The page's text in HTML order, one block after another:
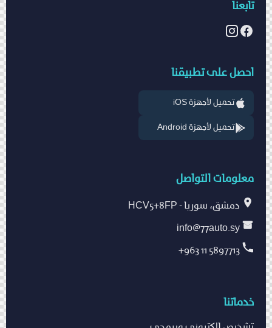
تابعنا
احصل على تطبيقنا
تحميل لأجهزة iOS
تحميل لأجهزة Android
معلومات التواصل
دمشق، سوريا - HCV5+8FP
info@77auto.sy
+963 11 5897713
خدماتنا